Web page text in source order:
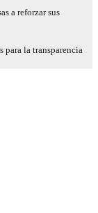
a reforzar sus
para la transparencia